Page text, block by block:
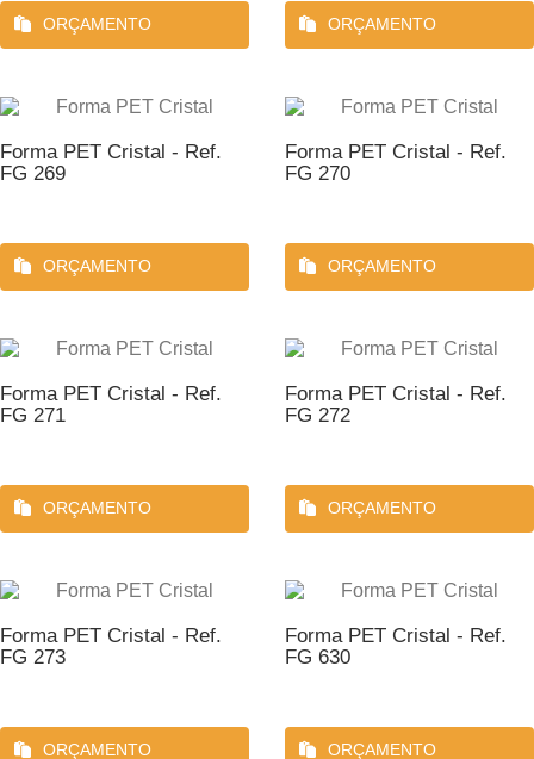
ORÇAMENTO ORÇAMENTO
Forma PET Cristal - Ref.
FG 269
ORÇAMENTO
Forma PET Cristal - Ref.
FG 270
ORÇAMENTO
Forma PET Cristal - Ref.
FG 271
ORÇAMENTO
Forma PET Cristal - Ref.
FG 272
ORÇAMENTO
Forma PET Cristal - Ref.
FG 273
ORÇAMENTO
Forma PET Cristal - Ref.
FG 630
ORÇAMENTO